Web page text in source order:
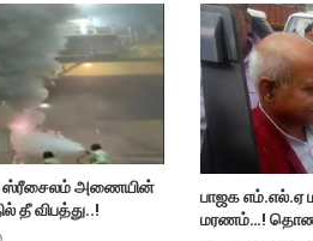
ஸ்ரீசைலம் அணையின்
தீ விபத்து..!
பாஜக எம்.எல்.ஏ
மரணம்…!